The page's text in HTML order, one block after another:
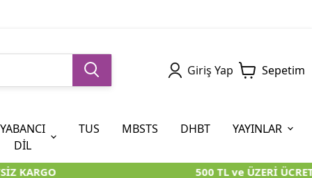
Giriş Yap Sepetim
YABANCI
DİL
TUS MBSTS DHBT YAYINLAR
KARGO 500 TL ve ÜZERİ